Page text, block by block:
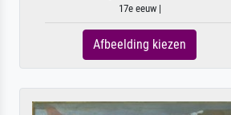
17e eeuw |
Afbeelding kiezen